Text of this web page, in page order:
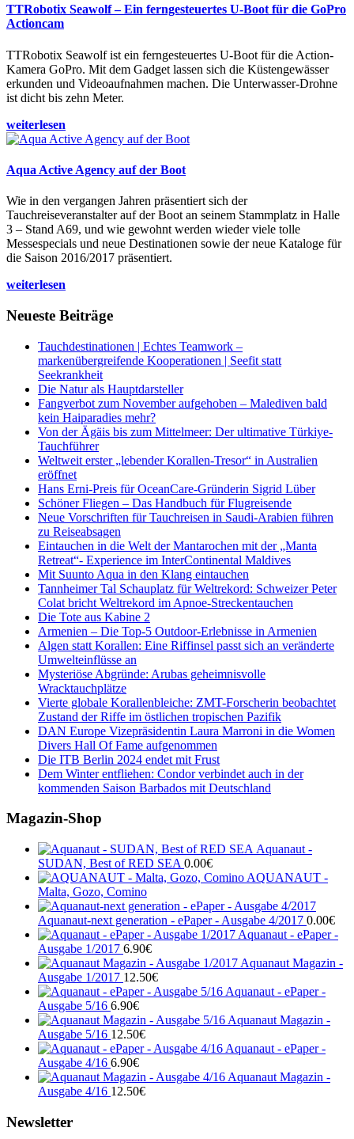
TTRobotix Seawolf – Ein ferngesteuertes U-Boot für die GoPro
Actioncam
TTRobotix Seawolf ist ein ferngesteuertes U-Boot für die Action-
Kamera GoPro. Mit dem Gadget lassen sich die Küstengewässer
erkunden und Videoaufnahmen machen. Die Unterwasser-Drohne
ist dicht bis zehn Meter.
weiterlesen
Aqua Active Agency auf der Boot
Wie in den vergangen Jahren präsentiert sich der
Tauchreiseveranstalter auf der Boot an seinem Stammplatz in Halle
3 – Stand A69, und wie gewohnt werden wieder viele tolle
Messespecials und neue Destinationen sowie der neue Kataloge für
die Saison 2016/2017 präsentiert.
weiterlesen
Neueste Beiträge
Tauchdestinationen | Echtes Teamwork –
markenübergreifende Kooperationen | Seefit statt
Seekrankheit
Die Natur als Hauptdarsteller
Fangverbot zum November aufgehoben – Malediven bald
kein Haiparadies mehr?
Von der Ägäis bis zum Mittelmeer: Der ultimative Türkiye-
Tauchführer
Weltweit erster „lebender Korallen-Tresor“ in Australien
eröffnet
Hans Erni-Preis für OceanCare-Gründerin Sigrid Lüber
Schöner Fliegen – Das Handbuch für Flugreisende
Neue Vorschriften für Tauchreisen in Saudi-Arabien führen
zu Reiseabsagen
Eintauchen in die Welt der Mantarochen mit der „Manta
Retreat“- Experience im InterContinental Maldives
Mit Suunto Aqua in den Klang eintauchen
Tannheimer Tal Schauplatz für Weltrekord: Schweizer Peter
Colat bricht Weltrekord im Apnoe-Streckentauchen
Die Tote aus Kabine 2
Armenien – Die Top-5 Outdoor-Erlebnisse in Armenien
Algen statt Korallen: Eine Riffinsel passt sich an veränderte
Umwelteinflüsse an
Mysteriöse Abgründe: Arubas geheimnisvolle
Wracktauchplätze
Vierte globale Korallenbleiche: ZMT-Forscherin beobachtet
Zustand der Riffe im östlichen tropischen Pazifik
DAN Europe Vizepräsidentin Laura Marroni in die Women
Divers Hall Of Fame aufgenommen
Die ITB Berlin 2024 endet mit Frust
Dem Winter entfliehen: Condor verbindet auch in der
kommenden Saison Barbados mit Deutschland
Magazin-Shop
Aquanaut -
SUDAN, Best of RED SEA 0.00€
AQUANAUT -
Malta, Gozo, Comino
Aquanaut-next generation - ePaper - Ausgabe 4/2017 0.00€
Aquanaut - ePaper -
Ausgabe 1/2017 6.90€
Aquanaut Magazin -
Ausgabe 1/2017 12.50€
Aquanaut - ePaper -
Ausgabe 5/16 6.90€
Aquanaut Magazin -
Ausgabe 5/16 12.50€
Aquanaut - ePaper -
Ausgabe 4/16 6.90€
Aquanaut Magazin -
Ausgabe 4/16 12.50€
Newsletter